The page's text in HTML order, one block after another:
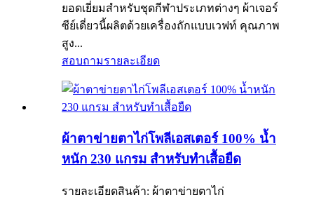
ยอดเยี่ยมสำหรับชุดกีฬาประเภทต่างๆ ผ้าเจอร์
ซีย์เดี่ยวนี้ผลิตด้วยเครื่องถักแบบเวฟท์ คุณภาพ
สูง...
สอบถามรายละเอียด
ผ้าตาข่ายตาไก่โพลีเอสเตอร์ 100% น้ำ
หนัก 230 แกรม สำหรับทำเสื้อยืด
รายละเอียดสินค้า: ผ้าตาข่ายตาไก่